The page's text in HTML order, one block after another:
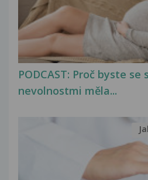
PODCAST: Proč byste
nevolnostmi měla...